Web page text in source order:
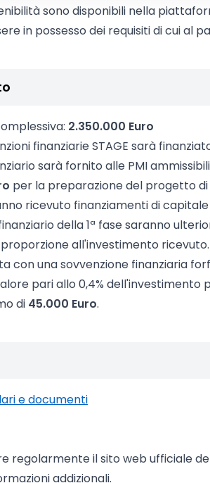
sono disponibili nella
in possesso dei requisiti di cui al
2.350.000 Euro
finanziarie STAGE sarà
sarà fornito alle PMI
per la preparazione del progetto
ricevuto finanziamenti di
della 1ª fase saranno
proporzione all'investimento
con una sovvenzione finanziaria
pari allo 0,4% dell'investimento
di 45.000 Euro.
e documenti
regolarmente il sito web ufficiale
addizionali.